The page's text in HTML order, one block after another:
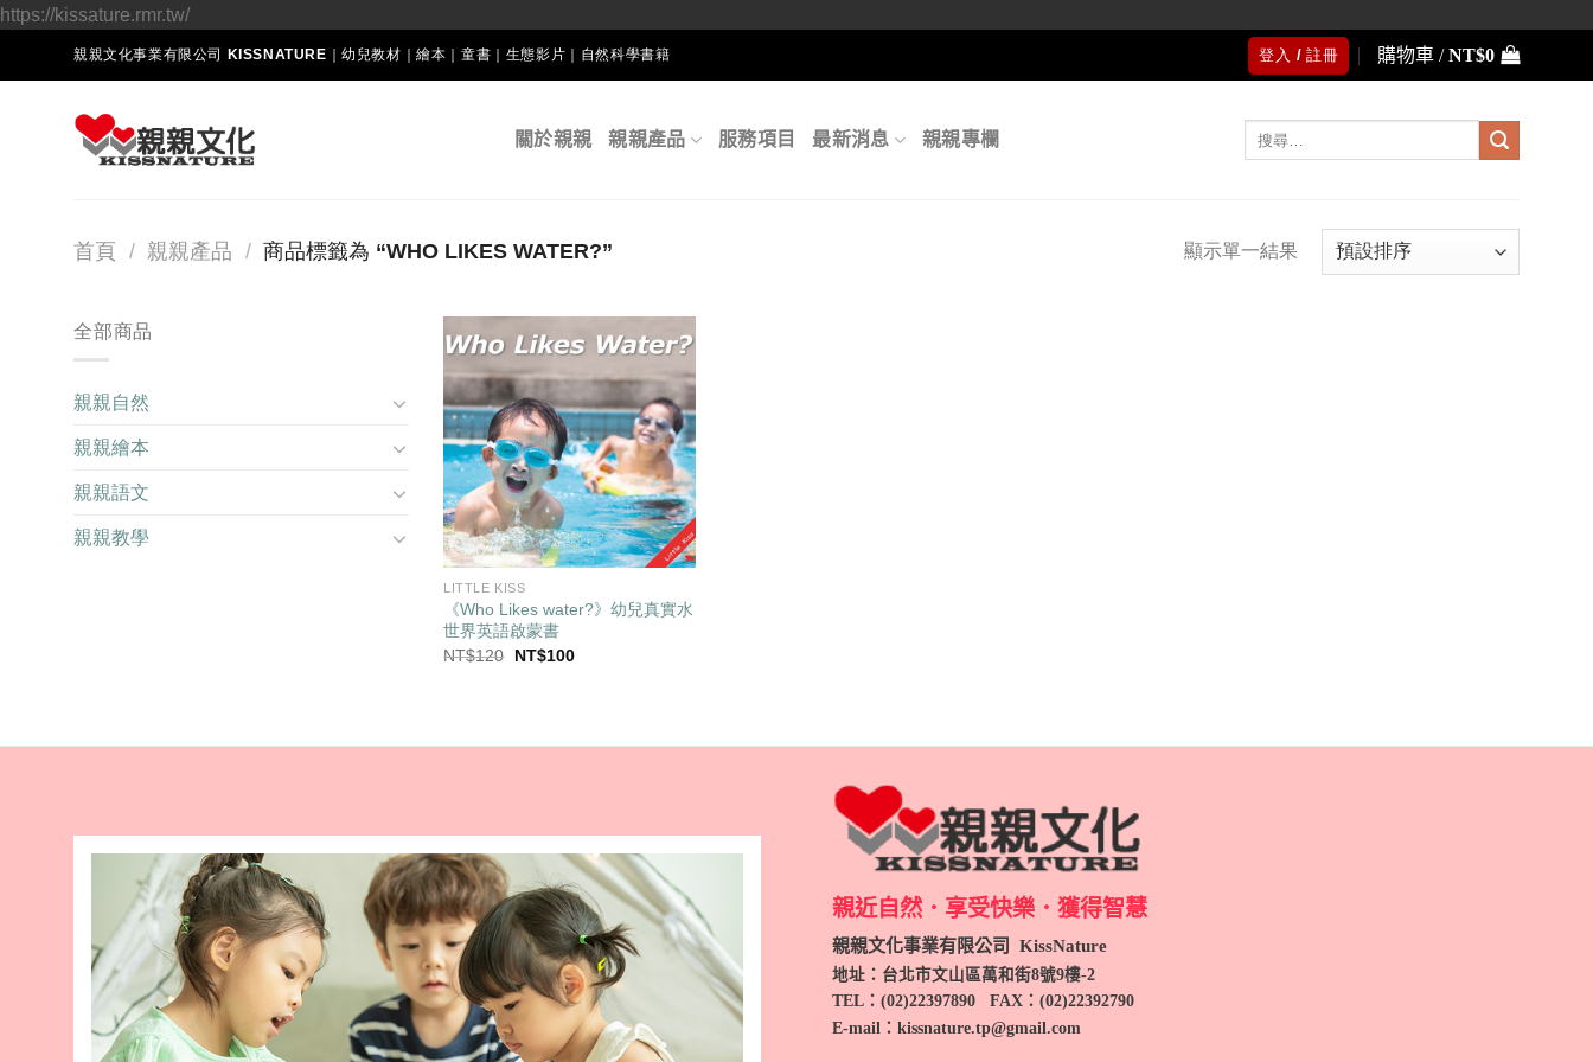
https://kissature.rmr.tw/Skip
to
親親文化事業有限公司 KISSNATURE｜幼兒教材｜繪本｜童書｜生態影片｜自然科學書籍 登入 / 註冊 購物車 /NT$0
關於親親 親親產品 服務項目 最新消息 親親專欄
首頁 / 親親產品 / 商品標籤為 “WHO LIKES WATER?” 顯示單一結果
全部商品
親親自然
親親繪本
親親語文
親親教學
LITTLE KISS
《Who Likes water?》幼兒真實水
世界英語啟蒙書
NT$120
原
NT$100目
親近自然．享受快樂．獲得智慧
親親文化事業有限公司 KissNature
地址：台北市文山區萬和街8號9樓-2
TEL ：(02)22397890 FAX：(02)22392790
E-mail：kissnature.tp@gmail.com